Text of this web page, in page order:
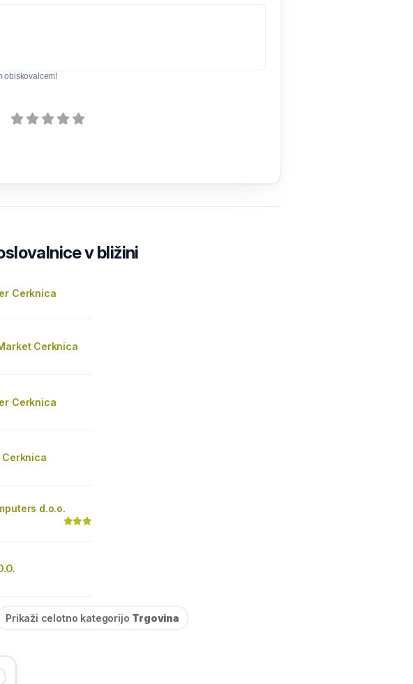
obiskovalcem!
v bližini
Cerknica
Cerknica
Cerknica
Cerknica
d.o.o.
Prikaži celotno kategorijo Trgovina